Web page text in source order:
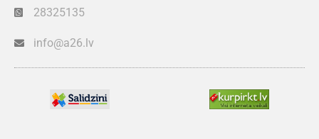
28325135
info@a26.lv